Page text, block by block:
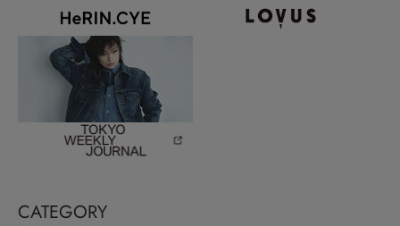
CATEGORY